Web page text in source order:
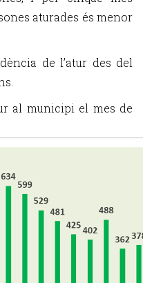
aturades és menor
de l’atur des del
al municipi el mes de